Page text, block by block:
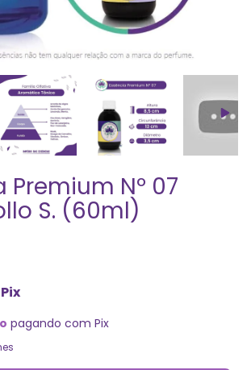
Premium Nº 07
S. (60ml)
Pix
pagando com Pix